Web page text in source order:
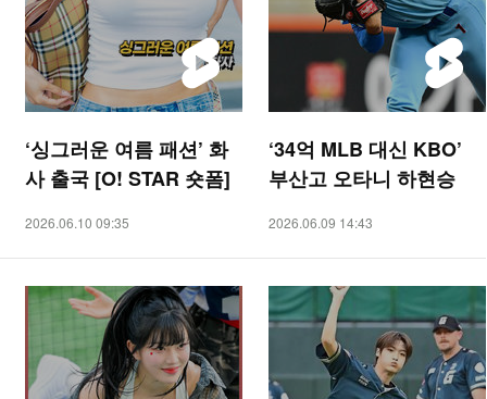
‘싱그러운 여름 패션’ 화
사 출국 [O! STAR 숏폼]
2026.06.10 09:35
‘34억 MLB 대신 KBO’
부산고 오타니 하현승
2026.06.09 14:43